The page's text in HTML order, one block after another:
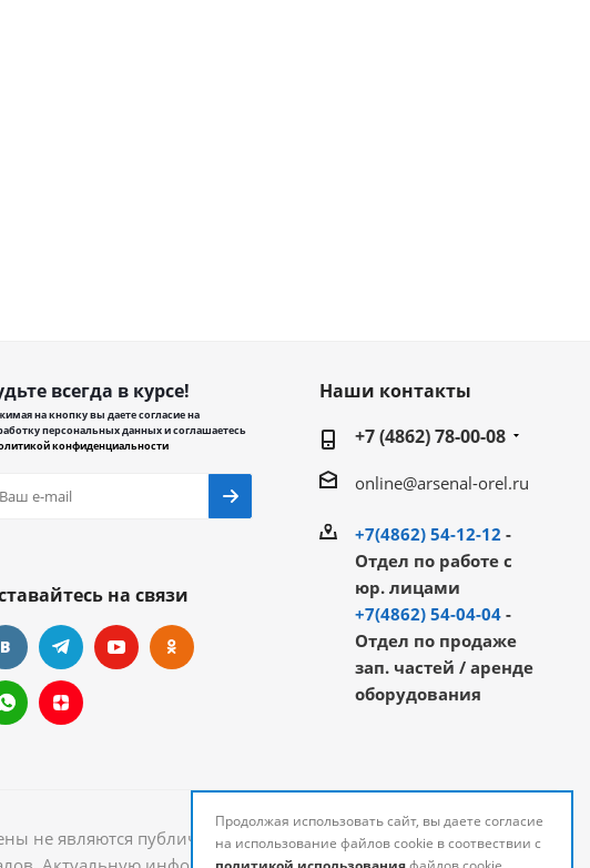
всегда в курсе!
на кнопку вы даете согласие на
персональных данных и соглашаетесь
конфиденциальности
на связи
Наши контакты
+7 (4862) 78-00-08
online@arsenal-orel.ru
+7(4862) 54-12-12 -
Отдел по работе с
юр. лицами
+7(4862) 54-04-04-
Отдел по продаже
зап. частей / аренде
оборудования
не являются публичной офертой и могут быть изменены.
Продолжая использовать сайт, вы даете согласие
на использование файлов cookie в соотвествии с